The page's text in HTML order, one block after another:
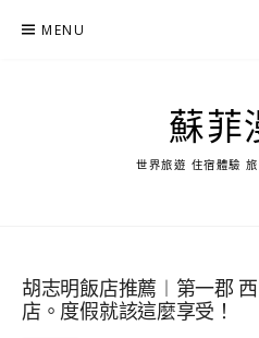
MENU
蘇菲
世界旅遊 住宿體驗
胡志明飯店推薦︱第一郡
店。度假就該這麼享受！